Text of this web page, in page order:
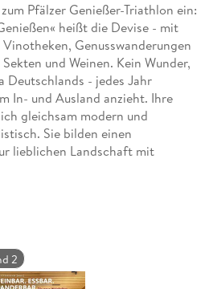
Pfälzer Genießer-Triathlon ein:
heißt die Devise - mit
Genusswanderungen
und Weinen. Kein Wunder,
Deutschlands - jedes Jahr
In- und Ausland anzieht. Ihre
gleichsam modern und
Sie bilden einen
lieblichen Landschaft mit
2